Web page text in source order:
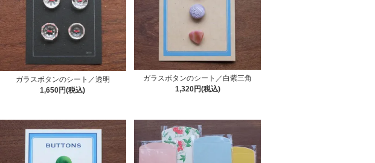
ガラスボタンのシート／透明
1,650円(税込)
ガラスボタンのシート／白紫三角
1,320円(税込)